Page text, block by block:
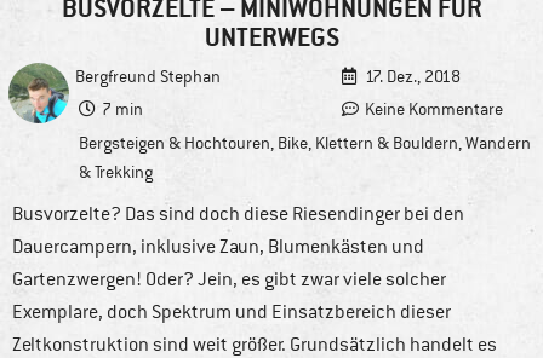
BUSVORZELTE – MINIWOHNUNGEN FÜR
UNTERWEGS
Bergfreund Stephan
17. Dez., 2018
7 min
Keine Kommentare
Bergsteigen & Hochtouren, Bike, Klettern & Bouldern,Wandern
& Trekking
Busvorzelte? Das sind doch diese Riesendinger bei den
Dauercampern, inklusive Zaun, Blumenkästen und
Gartenzwergen! Oder? Jein, es gibt zwar viele solcher
Exemplare, doch Spektrum und Einsatzbereich dieser
Zeltkonstruktion sind weit größer. Grundsätzlich handelt es